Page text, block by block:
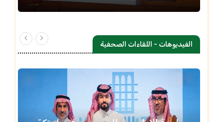
الفيديوهات - اللقاءات الصحفية